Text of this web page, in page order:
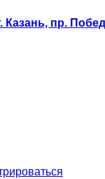
Казань, пр.